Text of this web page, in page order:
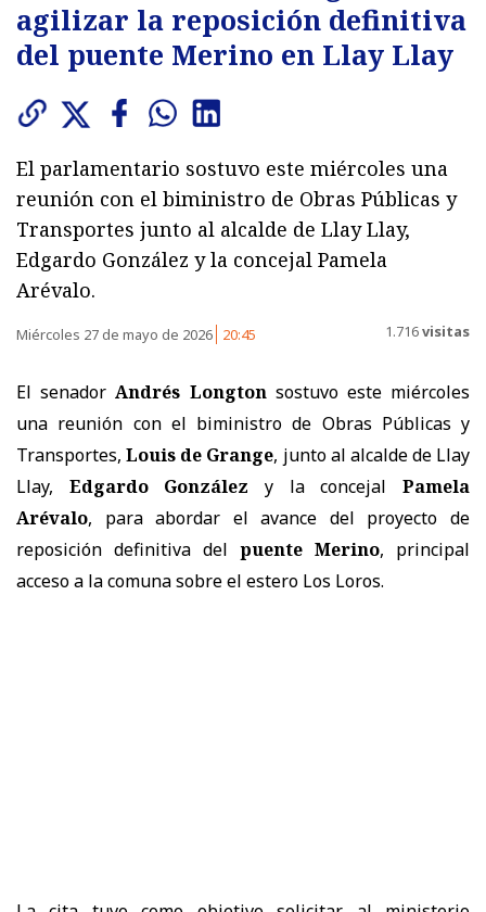
agilizar la reposición definitiva
del puente Merino en Llay Llay
El parlamentario sostuvo este miércoles una
reunión con el biministro de Obras Públicas y
Transportes junto al alcalde de Llay Llay,
Edgardo González y la concejal Pamela
Arévalo.
Miércoles 27 de mayo de 2026 20:45 1.716visitas
El senadorAndrés Longtonsostuvo este miércoles
una reunión con el biministro de Obras Públicas y
Transportes,Louis de Grange, junto al alcalde de Llay
Llay, Edgardo González y la concejalPamela
Arévalo, para abordar el avance del proyecto de
reposición definitiva del puente Merino, principal
acceso a la comuna sobre el estero Los Loros.